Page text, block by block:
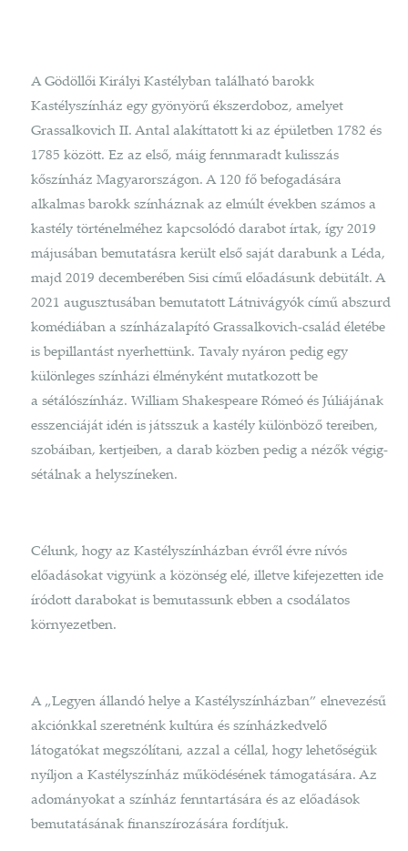
A Gödöllői Királyi Kastélyban található barokk
Kastélyszínház egy gyönyörű ékszerdoboz, amelyet
Grassalkovich II. Antal alakíttatott ki az épületben 1782 és
1785 között. Ez az első, máig fennmaradt kulisszás
kőszínház Magyarországon. A 120 fő befogadására
alkalmas barokk színháznak az elmúlt években számos a
kastély történelméhez kapcsolódó darabot írtak, így 2019
májusában bemutatásra került első saját darabunk a Léda,
majd 2019 decemberében Sisi című előadásunk debütált. A
2021 augusztusában bemutatott Látnivágyók című abszurd
komédiában a színházalapító Grassalkovich-család életébe
is bepillantást nyerhettünk. Tavaly nyáron pedig egy
különleges színházi élményként mutatkozott be
a sétálószínház. William Shakespeare Rómeó és Júliájának
esszenciáját idén is játsszuk a kastély különböző tereiben,
szobáiban, kertjeiben, a darab közben pedig a nézők végig-
sétálnak a helyszíneken.
Célunk, hogy az Kastélyszínházban évről évre nívós
előadásokat vigyünk a közönség elé, illetve kifejezetten ide
íródott darabokat is bemutassunk ebben a csodálatos
környezetben.
A „Legyen állandó helye a Kastélyszínházban” elnevezésű
akciónkkal szeretnénk kultúra és színházkedvelő
látogatókat megszólítani, azzal a céllal, hogy lehetőségük
nyíljon a Kastélyszínház működésének támogatására. Az
adományokat a színház fenntartására és az előadások
bemutatásának finanszírozására fordítjuk.